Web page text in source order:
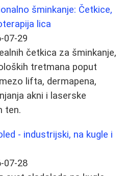
šminkanje: Četkice,
lica
07-29
četkica za šminkanje,
tretmana poput
lifta, dermapena,
akni i laserske
ten.
- industrijski, na kugle i
07-28